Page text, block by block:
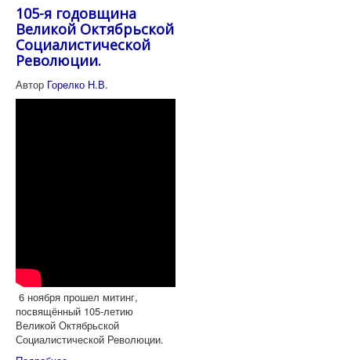
105-я годовщина
Великой Октябрьской
Социалистической
Революции.
Автор Горелко Н.В.
6 ноября прошел митинг,
посвящённый 105-летию
Великой Октябрьской
Социалистической Революции.